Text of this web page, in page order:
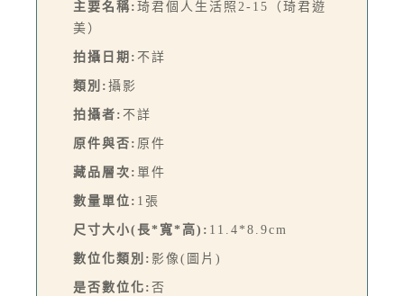
主要名稱: 琦君個人生活照2-15（琦君遊
美）
拍攝日期: 不詳
類別: 攝影
拍攝者: 不詳
原件與否: 原件
藏品層次: 單件
數量單位: 1張
尺寸大小(長*寬*高): 11.4*8.9cm
數位化類別: 影像(圖片)
是否數位化: 否